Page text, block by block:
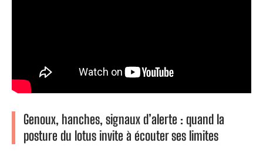
Genoux, hanches, signaux d’alerte : quand la
posture du lotus invite à écouter ses limites